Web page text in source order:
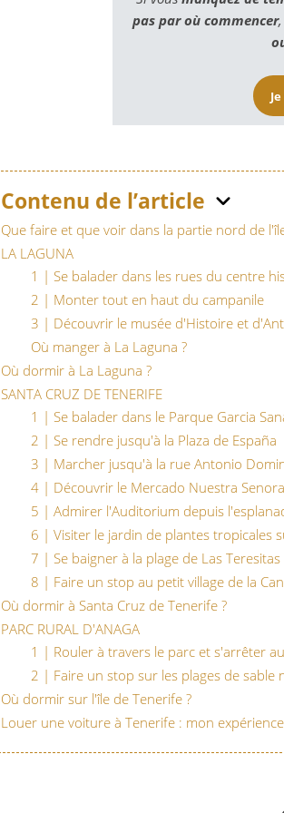
pas par où commencer
Contenu de l’article
Que faire et que voir dans la partie nord de
LA LAGUNA
1 | Se balader dans les rues du centre
2 | Monter tout en haut du campanile
3 | Découvrir le musée d'Histoire et
Où manger à La Laguna ?
Où dormir à La Laguna ?
SANTA CRUZ DE TENERIFE
1 | Se balader dans le Parque Garcia
2 | Se rendre jusqu'à la Plaza de España
3 | Marcher jusqu'à la rue Antonio
4 | Découvrir le Mercado Nuestra
5 | Admirer l'Auditorium depuis
6 | Visiter le jardin de plantes tropicales
7 | Se baigner à la plage de Las Teresitas
8 | Faire un stop au petit village de la
Où dormir à Santa Cruz de Tenerife ?
PARC RURAL D'ANAGA
1 | Rouler à travers le parc et s'arrêter
2 | Faire un stop sur les plages de sable
Où dormir sur l'île de Tenerife ?
Louer une voiture à Tenerife : mon